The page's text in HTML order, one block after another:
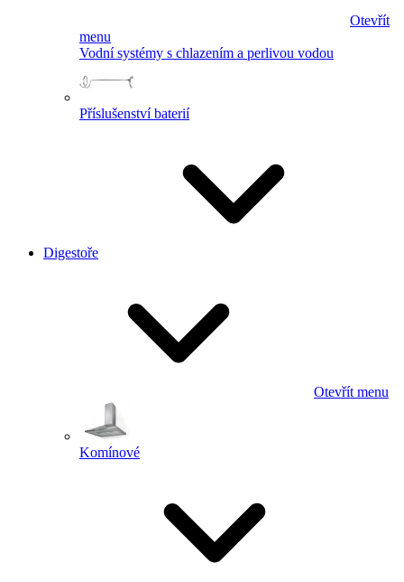
Otevřít
menu
Vodní systémy s chlazením a perlivou vodou
Příslušenství baterií
Digestoře
Otevřít menu
Komínové